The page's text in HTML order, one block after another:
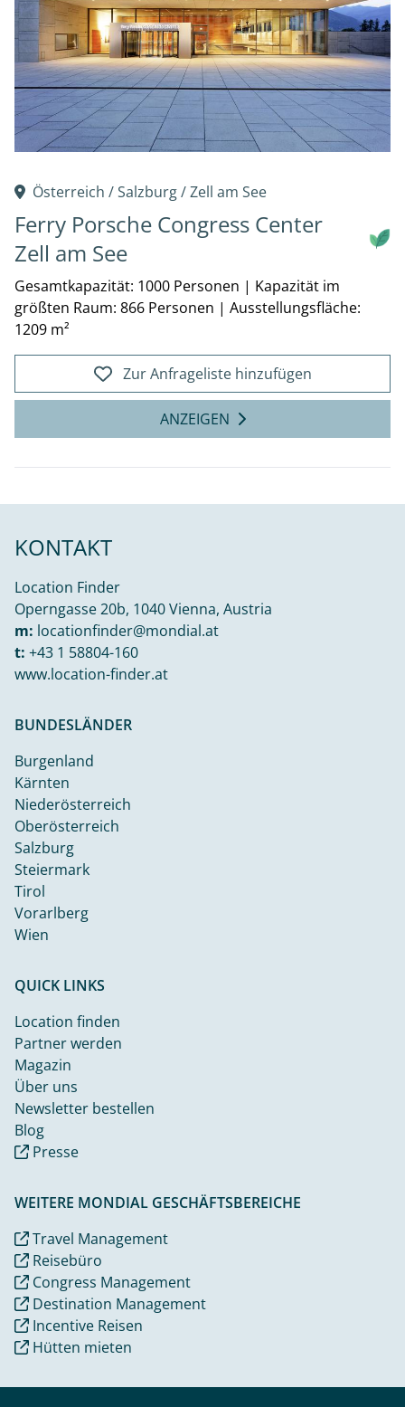
Österreich /Salzburg/Zell am See
Ferry Porsche Congress Center
Zell am See
Gesamtkapazität: 1000 Personen | Kapazität im
größten Raum: 866 Personen | Ausstellungsfläche:
1209 m²
Zur Anfrageliste hinzufügen
ANZEIGEN
KONTAKT
Location Finder
Operngasse 20b, 1040 Vienna, Austria
m: locationfinder@mondial.at
t: +43 1 58804-160
www.location-finder.at
BUNDESLÄNDER
Burgenland
Kärnten
Niederösterreich
Oberösterreich
Salzburg
Steiermark
Tirol
Vorarlberg
Wien
QUICK LINKS
Location finden
Partner werden
Magazin
Über uns
Newsletter bestellen
Blog
Presse
WEITERE MONDIAL GESCHÄFTSBEREICHE
Travel Management
Reisebüro
Congress Management
Destination Management
Incentive Reisen
Hütten mieten